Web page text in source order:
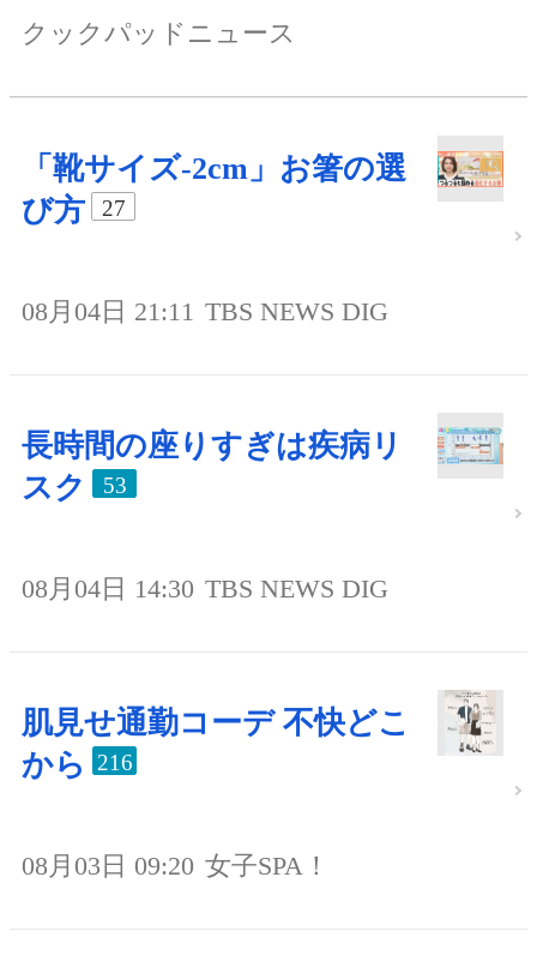
クックパッドニュース
「靴サイズ-2cm」お箸の選
び方
27
08月04日 21:11 TBS NEWS DIG
長時間の座りすぎは疾病リ
スク
53
08月04日 14:30 TBS NEWS DIG
肌見せ通勤コーデ 不快どこ
から
216
08月03日 09:20 女子SPA！